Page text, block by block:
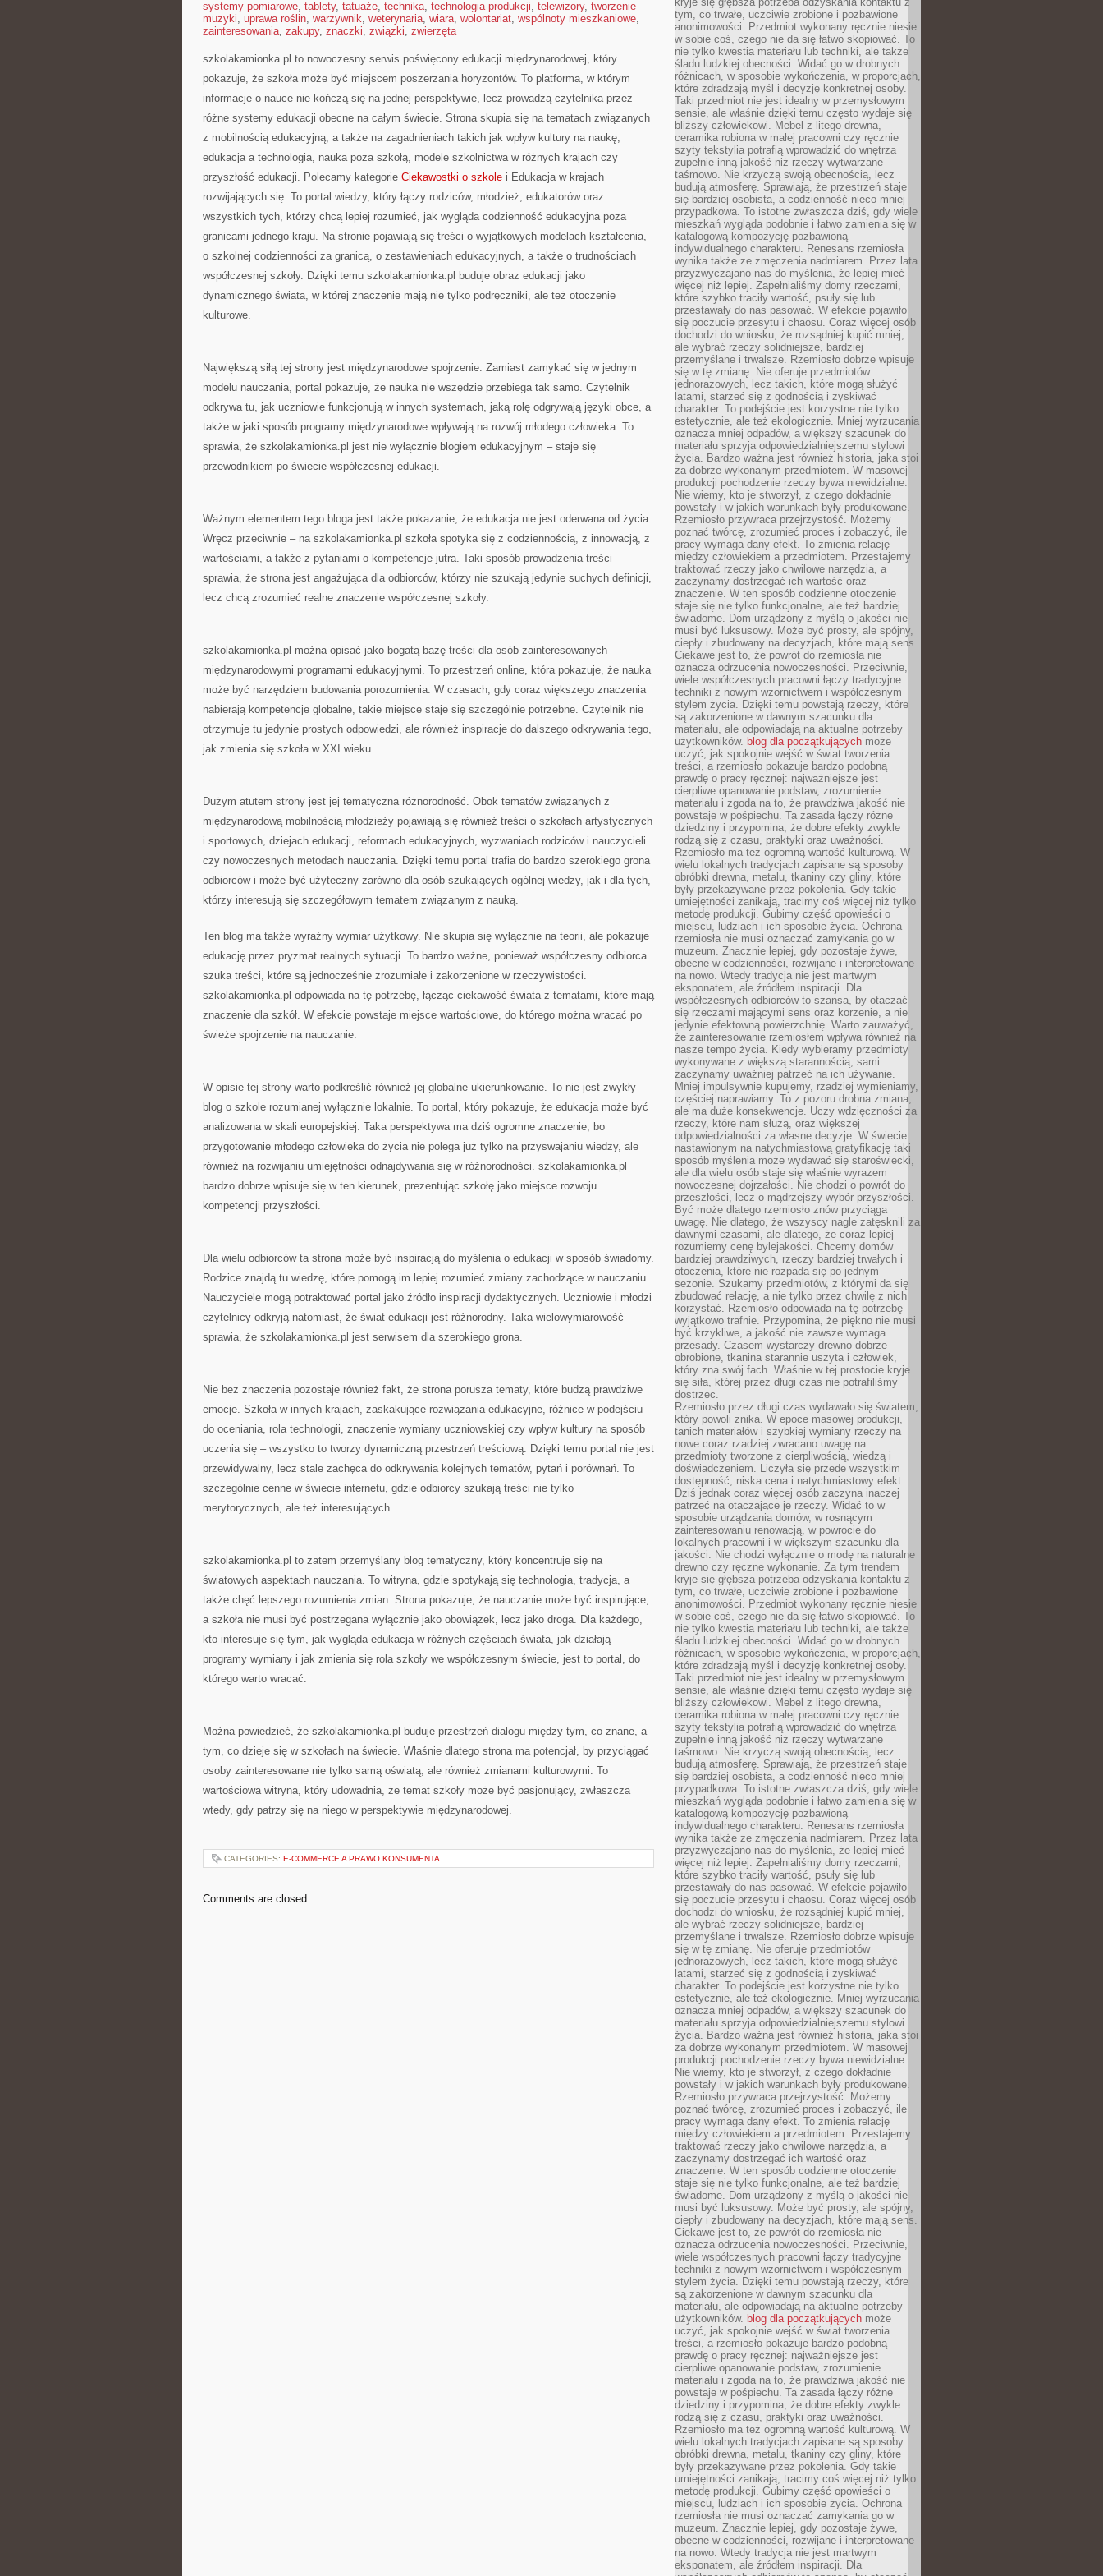
systemy pomiarowe, tablety, tatuaże, technika, technologia produkcji, telewizory, tworzenie
muzyki, uprawa roślin, warzywnik, weterynaria, wiara, wolontariat, wspólnoty mieszkaniowe,
zainteresowania, zakupy, znaczki, związki, zwierzęta
szkolakamionka.pl to nowoczesny serwis poświęcony edukacji międzynarodowej, który
pokazuje, że szkoła może być miejscem poszerzania horyzontów. To platforma, w którym
informacje o nauce nie kończą się na jednej perspektywie, lecz prowadzą czytelnika przez
różne systemy edukacji obecne na całym świecie. Strona skupia się na tematach związanych
z mobilnością edukacyjną, a także na zagadnieniach takich jak wpływ kultury na naukę,
edukacja a technologia, nauka poza szkołą, modele szkolnictwa w różnych krajach czy
przyszłość edukacji. Polecamy kategorie Ciekawostki o szkole i Edukacja w krajach
rozwijających się. To portal wiedzy, który łączy rodziców, młodzież, edukatorów oraz
wszystkich tych, którzy chcą lepiej rozumieć, jak wygląda codzienność edukacyjna poza
granicami jednego kraju. Na stronie pojawiają się treści o wyjątkowych modelach kształcenia,
o szkolnej codzienności za granicą, o zestawieniach edukacyjnych, a także o trudnościach
współczesnej szkoły. Dzięki temu szkolakamionka.pl buduje obraz edukacji jako
dynamicznego świata, w której znaczenie mają nie tylko podręczniki, ale też otoczenie
kulturowe.
Największą siłą tej strony jest międzynarodowe spojrzenie. Zamiast zamykać się w jednym
modelu nauczania, portal pokazuje, że nauka nie wszędzie przebiega tak samo. Czytelnik
odkrywa tu, jak uczniowie funkcjonują w innych systemach, jaką rolę odgrywają języki obce, a
także w jaki sposób programy międzynarodowe wpływają na rozwój młodego człowieka. To
sprawia, że szkolakamionka.pl jest nie wyłącznie blogiem edukacyjnym – staje się
przewodnikiem po świecie współczesnej edukacji.
Ważnym elementem tego bloga jest także pokazanie, że edukacja nie jest oderwana od życia.
Wręcz przeciwnie – na szkolakamionka.pl szkoła spotyka się z codziennością, z innowacją, z
wartościami, a także z pytaniami o kompetencje jutra. Taki sposób prowadzenia treści
sprawia, że strona jest angażująca dla odbiorców, którzy nie szukają jedynie suchych definicji,
lecz chcą zrozumieć realne znaczenie współczesnej szkoły.
szkolakamionka.pl można opisać jako bogatą bazę treści dla osób zainteresowanych
międzynarodowymi programami edukacyjnymi. To przestrzeń online, która pokazuje, że nauka
może być narzędziem budowania porozumienia. W czasach, gdy coraz większego znaczenia
nabierają kompetencje globalne, takie miejsce staje się szczególnie potrzebne. Czytelnik nie
otrzymuje tu jedynie prostych odpowiedzi, ale również inspiracje do dalszego odkrywania tego,
jak zmienia się szkoła w XXI wieku.
Dużym atutem strony jest jej tematyczna różnorodność. Obok tematów związanych z
międzynarodową mobilnością młodzieży pojawiają się również treści o szkołach artystycznych
i sportowych, dziejach edukacji, reformach edukacyjnych, wyzwaniach rodziców i nauczycieli
czy nowoczesnych metodach nauczania. Dzięki temu portal trafia do bardzo szerokiego grona
odbiorców i może być użyteczny zarówno dla osób szukających ogólnej wiedzy, jak i dla tych,
którzy interesują się szczegółowym tematem związanym z nauką.
Ten blog ma także wyraźny wymiar użytkowy. Nie skupia się wyłącznie na teorii, ale pokazuje
edukację przez pryzmat realnych sytuacji. To bardzo ważne, ponieważ współczesny odbiorca
szuka treści, które są jednocześnie zrozumiałe i zakorzenione w rzeczywistości.
szkolakamionka.pl odpowiada na tę potrzebę, łącząc ciekawość świata z tematami, które mają
znaczenie dla szkół. W efekcie powstaje miejsce wartościowe, do którego można wracać po
świeże spojrzenie na nauczanie.
W opisie tej strony warto podkreślić również jej globalne ukierunkowanie. To nie jest zwykły
blog o szkole rozumianej wyłącznie lokalnie. To portal, który pokazuje, że edukacja może być
analizowana w skali europejskiej. Taka perspektywa ma dziś ogromne znaczenie, bo
przygotowanie młodego człowieka do życia nie polega już tylko na przyswajaniu wiedzy, ale
również na rozwijaniu umiejętności odnajdywania się w różnorodności. szkolakamionka.pl
bardzo dobrze wpisuje się w ten kierunek, prezentując szkołę jako miejsce rozwoju
kompetencji przyszłości.
Dla wielu odbiorców ta strona może być inspiracją do myślenia o edukacji w sposób świadomy.
Rodzice znajdą tu wiedzę, które pomogą im lepiej rozumieć zmiany zachodzące w nauczaniu.
Nauczyciele mogą potraktować portal jako źródło inspiracji dydaktycznych. Uczniowie i młodzi
czytelnicy odkryją natomiast, że świat edukacji jest różnorodny. Taka wielowymiarowość
sprawia, że szkolakamionka.pl jest serwisem dla szerokiego grona.
Nie bez znaczenia pozostaje również fakt, że strona porusza tematy, które budzą prawdziwe
emocje. Szkoła w innych krajach, zaskakujące rozwiązania edukacyjne, różnice w podejściu
do oceniania, rola technologii, znaczenie wymiany uczniowskiej czy wpływ kultury na sposób
uczenia się – wszystko to tworzy dynamiczną przestrzeń treściową. Dzięki temu portal nie jest
przewidywalny, lecz stale zachęca do odkrywania kolejnych tematów, pytań i porównań. To
szczególnie cenne w świecie internetu, gdzie odbiorcy szukają treści nie tylko
merytorycznych, ale też interesujących.
szkolakamionka.pl to zatem przemyślany blog tematyczny, który koncentruje się na
światowych aspektach nauczania. To witryna, gdzie spotykają się technologia, tradycja, a
także chęć lepszego rozumienia zmian. Strona pokazuje, że nauczanie może być inspirujące,
a szkoła nie musi być postrzegana wyłącznie jako obowiązek, lecz jako droga. Dla każdego,
kto interesuje się tym, jak wygląda edukacja w różnych częściach świata, jak działają
programy wymiany i jak zmienia się rola szkoły we współczesnym świecie, jest to portal, do
którego warto wracać.
Można powiedzieć, że szkolakamionka.pl buduje przestrzeń dialogu między tym, co znane, a
tym, co dzieje się w szkołach na świecie. Właśnie dlatego strona ma potencjał, by przyciągać
osoby zainteresowane nie tylko samą oświatą, ale również zmianami kulturowymi. To
wartościowa witryna, który udowadnia, że temat szkoły może być pasjonujący, zwłaszcza
wtedy, gdy patrzy się na niego w perspektywie międzynarodowej.
CATEGORIES: E-COMMERCE A PRAWO KONSUMENTA
Comments are closed.
tym, co trwałe, uczciwie zrobione i pozbawione
anonimowości. Przedmiot wykonany ręcznie niesie
w sobie coś, czego nie da się łatwo skopiować. To
nie tylko kwestia materiału lub techniki, ale także
śladu ludzkiej obecności. Widać go w drobnych
różnicach, w sposobie wykończenia, w proporcjach,
które zdradzają myśl i decyzję konkretnej osoby.
Taki przedmiot nie jest idealny w przemysłowym
sensie, ale właśnie dzięki temu często wydaje się
bliższy człowiekowi. Mebel z litego drewna,
ceramika robiona w małej pracowni czy ręcznie
szyty tekstylia potrafią wprowadzić do wnętrza
zupełnie inną jakość niż rzeczy wytwarzane
taśmowo. Nie krzyczą swoją obecnością, lecz
budują atmosferę. Sprawiają, że przestrzeń staje
się bardziej osobista, a codzienność nieco mniej
przypadkowa. To istotne zwłaszcza dziś, gdy wiele
mieszkań wygląda podobnie i łatwo zamienia się w
katalogową kompozycję pozbawioną
indywidualnego charakteru. Renesans rzemiosła
wynika także ze zmęczenia nadmiarem. Przez lata
przyzwyczajano nas do myślenia, że lepiej mieć
więcej niż lepiej. Zapełnialiśmy domy rzeczami,
które szybko traciły wartość, psuły się lub
przestawały do nas pasować. W efekcie pojawiło
się poczucie przesytu i chaosu. Coraz więcej osób
dochodzi do wniosku, że rozsądniej kupić mniej,
ale wybrać rzeczy solidniejsze, bardziej
przemyślane i trwalsze. Rzemiosło dobrze wpisuje
się w tę zmianę. Nie oferuje przedmiotów
jednorazowych, lecz takich, które mogą służyć
latami, starzeć się z godnością i zyskiwać
charakter. To podejście jest korzystne nie tylko
estetycznie, ale też ekologicznie. Mniej wyrzucania
oznacza mniej odpadów, a większy szacunek do
materiału sprzyja odpowiedzialniejszemu stylowi
życia. Bardzo ważna jest również historia, jaka stoi
za dobrze wykonanym przedmiotem. W masowej
produkcji pochodzenie rzeczy bywa niewidzialne.
Nie wiemy, kto je stworzył, z czego dokładnie
powstały i w jakich warunkach były produkowane.
Rzemiosło przywraca przejrzystość. Możemy
poznać twórcę, zrozumieć proces i zobaczyć, ile
pracy wymaga dany efekt. To zmienia relację
między człowiekiem a przedmiotem. Przestajemy
traktować rzeczy jako chwilowe narzędzia, a
zaczynamy dostrzegać ich wartość oraz
znaczenie. W ten sposób codzienne otoczenie
staje się nie tylko funkcjonalne, ale też bardziej
świadome. Dom urządzony z myślą o jakości nie
musi być luksusowy. Może być prosty, ale spójny,
ciepły i zbudowany na decyzjach, które mają sens.
Ciekawe jest to, że powrót do rzemiosła nie
oznacza odrzucenia nowoczesności. Przeciwnie,
wiele współczesnych pracowni łączy tradycyjne
techniki z nowym wzornictwem i współczesnym
stylem życia. Dzięki temu powstają rzeczy, które
są zakorzenione w dawnym szacunku dla
materiału, ale odpowiadają na aktualne potrzeby
użytkowników. blog dla początkujących może
uczyć, jak spokojnie wejść w świat tworzenia
treści, a rzemiosło pokazuje bardzo podobną
prawdę o pracy ręcznej: najważniejsze jest
cierpliwe opanowanie podstaw, zrozumienie
materiału i zgoda na to, że prawdziwa jakość nie
powstaje w pośpiechu. Ta zasada łączy różne
dziedziny i przypomina, że dobre efekty zwykle
rodzą się z czasu, praktyki oraz uważności.
Rzemiosło ma też ogromną wartość kulturową. W
wielu lokalnych tradycjach zapisane są sposoby
obróbki drewna, metalu, tkaniny czy gliny, które
były przekazywane przez pokolenia. Gdy takie
umiejętności zanikają, tracimy coś więcej niż tylko
metodę produkcji. Gubimy część opowieści o
miejscu, ludziach i ich sposobie życia. Ochrona
rzemiosła nie musi oznaczać zamykania go w
muzeum. Znacznie lepiej, gdy pozostaje żywe,
obecne w codzienności, rozwijane i interpretowane
na nowo. Wtedy tradycja nie jest martwym
eksponatem, ale źródłem inspiracji. Dla
współczesnych odbiorców to szansa, by otaczać
się rzeczami mającymi sens oraz korzenie, a nie
jedynie efektowną powierzchnię. Warto zauważyć,
że zainteresowanie rzemiosłem wpływa również na
nasze tempo życia. Kiedy wybieramy przedmioty
wykonywane z większą starannością, sami
zaczynamy uważniej patrzeć na ich używanie.
Mniej impulsywnie kupujemy, rzadziej wymieniamy,
częściej naprawiamy. To z pozoru drobna zmiana,
ale ma duże konsekwencje. Uczy wdzięczności za
rzeczy, które nam służą, oraz większej
odpowiedzialności za własne decyzje. W świecie
nastawionym na natychmiastową gratyfikację taki
sposób myślenia może wydawać się staroświecki,
ale dla wielu osób staje się właśnie wyrazem
nowoczesnej dojrzałości. Nie chodzi o powrót do
przeszłości, lecz o mądrzejszy wybór przyszłości.
Być może dlatego rzemiosło znów przyciąga
uwagę. Nie dlatego, że wszyscy nagle zatęsknili za
dawnymi czasami, ale dlatego, że coraz lepiej
rozumiemy cenę bylejakości. Chcemy domów
bardziej prawdziwych, rzeczy bardziej trwałych i
otoczenia, które nie rozpada się po jednym
sezonie. Szukamy przedmiotów, z którymi da się
zbudować relację, a nie tylko przez chwilę z nich
korzystać. Rzemiosło odpowiada na tę potrzebę
wyjątkowo trafnie. Przypomina, że piękno nie musi
być krzykliwe, a jakość nie zawsze wymaga
przesady. Czasem wystarczy drewno dobrze
obrobione, tkanina starannie uszyta i człowiek,
który zna swój fach. Właśnie w tej prostocie kryje
się siła, której przez długi czas nie potrafiliśmy
dostrzec.
Rzemiosło przez długi czas wydawało się światem,
który powoli znika. W epoce masowej produkcji,
tanich materiałów i szybkiej wymiany rzeczy na
nowe coraz rzadziej zwracano uwagę na
przedmioty tworzone z cierpliwością, wiedzą i
doświadczeniem. Liczyła się przede wszystkim
dostępność, niska cena i natychmiastowy efekt.
Dziś jednak coraz więcej osób zaczyna inaczej
patrzeć na otaczające je rzeczy. Widać to w
sposobie urządzania domów, w rosnącym
zainteresowaniu renowacją, w powrocie do
lokalnych pracowni i w większym szacunku dla
jakości. Nie chodzi wyłącznie o modę na naturalne
drewno czy ręczne wykonanie. Za tym trendem
kryje się głębsza potrzeba odzyskania kontaktu z
tym, co trwałe, uczciwie zrobione i pozbawione
anonimowości. Przedmiot wykonany ręcznie niesie
w sobie coś, czego nie da się łatwo skopiować. To
nie tylko kwestia materiału lub techniki, ale także
śladu ludzkiej obecności. Widać go w drobnych
różnicach, w sposobie wykończenia, w proporcjach,
które zdradzają myśl i decyzję konkretnej osoby.
Taki przedmiot nie jest idealny w przemysłowym
sensie, ale właśnie dzięki temu często wydaje się
bliższy człowiekowi. Mebel z litego drewna,
ceramika robiona w małej pracowni czy ręcznie
szyty tekstylia potrafią wprowadzić do wnętrza
zupełnie inną jakość niż rzeczy wytwarzane
taśmowo. Nie krzyczą swoją obecnością, lecz
budują atmosferę. Sprawiają, że przestrzeń staje
się bardziej osobista, a codzienność nieco mniej
przypadkowa. To istotne zwłaszcza dziś, gdy wiele
mieszkań wygląda podobnie i łatwo zamienia się w
katalogową kompozycję pozbawioną
indywidualnego charakteru. Renesans rzemiosła
wynika także ze zmęczenia nadmiarem. Przez lata
przyzwyczajano nas do myślenia, że lepiej mieć
więcej niż lepiej. Zapełnialiśmy domy rzeczami,
które szybko traciły wartość, psuły się lub
przestawały do nas pasować. W efekcie pojawiło
się poczucie przesytu i chaosu. Coraz więcej osób
dochodzi do wniosku, że rozsądniej kupić mniej,
ale wybrać rzeczy solidniejsze, bardziej
przemyślane i trwalsze. Rzemiosło dobrze wpisuje
się w tę zmianę. Nie oferuje przedmiotów
jednorazowych, lecz takich, które mogą służyć
latami, starzeć się z godnością i zyskiwać
charakter. To podejście jest korzystne nie tylko
estetycznie, ale też ekologicznie. Mniej wyrzucania
oznacza mniej odpadów, a większy szacunek do
materiału sprzyja odpowiedzialniejszemu stylowi
życia. Bardzo ważna jest również historia, jaka stoi
za dobrze wykonanym przedmiotem. W masowej
produkcji pochodzenie rzeczy bywa niewidzialne.
Nie wiemy, kto je stworzył, z czego dokładnie
powstały i w jakich warunkach były produkowane.
Rzemiosło przywraca przejrzystość. Możemy
poznać twórcę, zrozumieć proces i zobaczyć, ile
pracy wymaga dany efekt. To zmienia relację
między człowiekiem a przedmiotem. Przestajemy
traktować rzeczy jako chwilowe narzędzia, a
zaczynamy dostrzegać ich wartość oraz
znaczenie. W ten sposób codzienne otoczenie
staje się nie tylko funkcjonalne, ale też bardziej
świadome. Dom urządzony z myślą o jakości nie
musi być luksusowy. Może być prosty, ale spójny,
ciepły i zbudowany na decyzjach, które mają sens.
Ciekawe jest to, że powrót do rzemiosła nie
oznacza odrzucenia nowoczesności. Przeciwnie,
wiele współczesnych pracowni łączy tradycyjne
techniki z nowym wzornictwem i współczesnym
stylem życia. Dzięki temu powstają rzeczy, które
są zakorzenione w dawnym szacunku dla
materiału, ale odpowiadają na aktualne potrzeby
użytkowników. blog dla początkujących może
uczyć, jak spokojnie wejść w świat tworzenia
treści, a rzemiosło pokazuje bardzo podobną
prawdę o pracy ręcznej: najważniejsze jest
cierpliwe opanowanie podstaw, zrozumienie
materiału i zgoda na to, że prawdziwa jakość nie
powstaje w pośpiechu. Ta zasada łączy różne
dziedziny i przypomina, że dobre efekty zwykle
rodzą się z czasu, praktyki oraz uważności.
Rzemiosło ma też ogromną wartość kulturową. W
wielu lokalnych tradycjach zapisane są sposoby
obróbki drewna, metalu, tkaniny czy gliny, które
były przekazywane przez pokolenia. Gdy takie
umiejętności zanikają, tracimy coś więcej niż tylko
metodę produkcji. Gubimy część opowieści o
miejscu, ludziach i ich sposobie życia. Ochrona
rzemiosła nie musi oznaczać zamykania go w
muzeum. Znacznie lepiej, gdy pozostaje żywe,
obecne w codzienności, rozwijane i interpretowane
na nowo. Wtedy tradycja nie jest martwym
eksponatem, ale źródłem inspiracji. Dla